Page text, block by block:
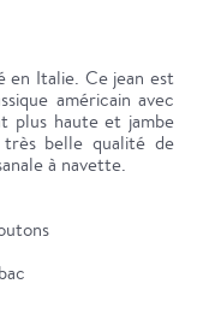
en Italie. Ce jean est
américain avec
plus haute et jambe
très belle qualité de
à navette.